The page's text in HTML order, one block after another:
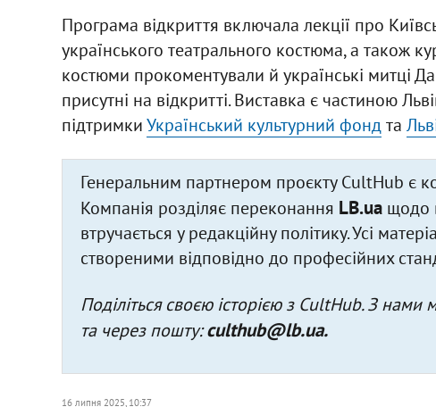
Програма відкриття включала лекції про
українського театрального костюма, а також
костюми прокоментували й українські митці
присутні на відкритті. Виставка є частиною
підтримкиУкраїнський культурний фондта
Генеральним партнером проєкту CultHub є
Компанія розділяє переконання LB.uaщодо
втручається у редакційну політику. Усі
створеними відповідно до професійних
Поділіться своєю історією з CultHub. З
та через пошту:culthub@lb.ua.
16 липня 2025, 10:37